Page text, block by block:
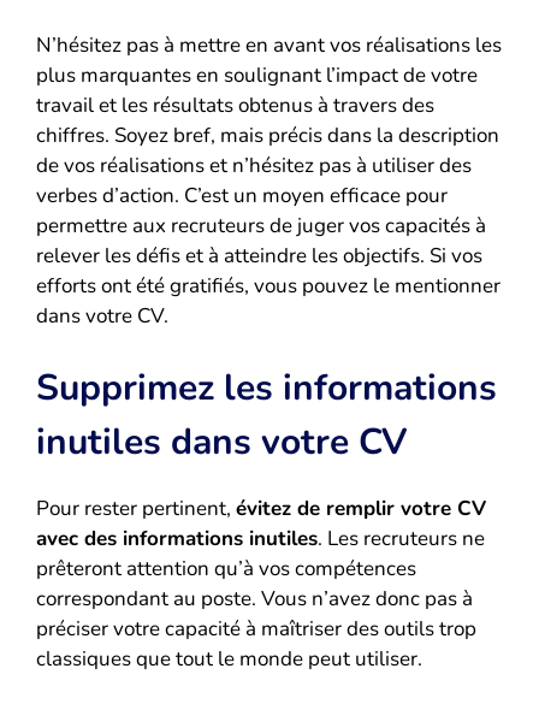
N’hésitez pas à mettre en avant vos réalisations les
plus marquantes en soulignant l’impact de votre
travail et les résultats obtenus à travers des
chiffres. Soyez bref, mais précis dans la description
de vos réalisations et n’hésitez pas à utiliser des
verbes d’action. C’est un moyen efficace pour
permettre aux recruteurs de juger vos capacités à
relever les défis et à atteindre les objectifs. Si vos
efforts ont été gratifiés, vous pouvez le mentionner
dans votre CV.
Supprimez les informations
inutiles dans votre CV
Pour rester pertinent, évitez de remplir votre CV
avec des informations inutiles. Les recruteurs ne
prêteront attention qu’à vos compétences
correspondant au poste. Vous n’avez donc pas à
préciser votre capacité à maîtriser des outils trop
classiques que tout le monde peut utiliser.